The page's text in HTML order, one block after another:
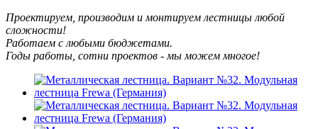
Проектируем, производим и монтируем лестницы любой
сложности!
Работаем с любыми бюджетами.
Годы работы, сотни проектов - мы можем многое!